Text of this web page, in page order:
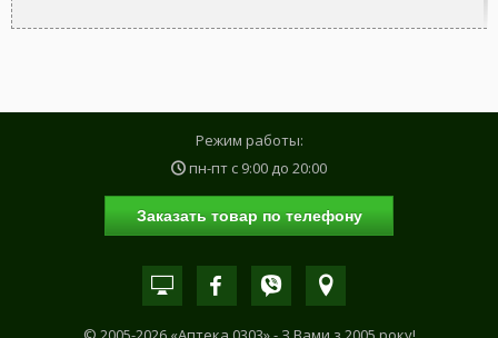
Режим работы:
пн-пт с 9:00 до 20:00
Заказать товар по телефону